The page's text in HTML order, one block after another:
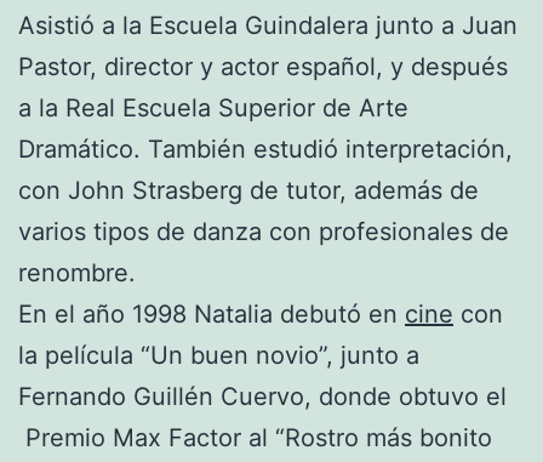
Asistió a la Escuela Guindalera junto a Juan
Pastor, director y actor español, y después
a la Real Escuela Superior de Arte
Dramático. También estudió interpretación,
con John Strasberg de tutor, además de
varios tipos de danza con profesionales de
renombre.
En el año 1998 Natalia debutó en cine con
la película “Un buen novio”, junto a
Fernando Guillén Cuervo, donde obtuvo el
Premio Max Factor al “Rostro más bonito